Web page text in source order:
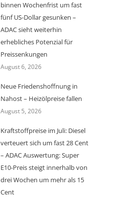
binnen Wochenfrist um fast
fünf US-Dollar gesunken –
ADAC sieht weiterhin
erhebliches Potenzial für
Preissenkungen
August 6, 2026
Neue Friedenshoffnung in
Nahost – Heizölpreise fallen
August 5, 2026
Kraftstoffpreise im Juli: Diesel
verteuert sich um fast 28 Cent
– ADAC Auswertung: Super
E10-Preis steigt innerhalb von
drei Wochen um mehr als 15
Cent